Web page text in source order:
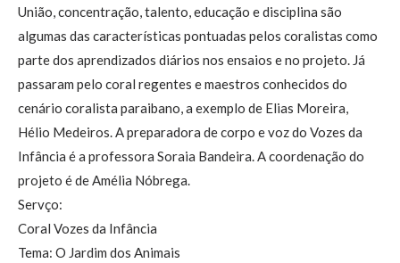
União, concentração, talento, educação e disciplina são
algumas das características pontuadas pelos coralistas como
parte dos aprendizados diários nos ensaios e no projeto. Já
passaram pelo coral regentes e maestros conhecidos do
cenário coralista paraibano, a exemplo de Elias Moreira,
Hélio Medeiros. A preparadora de corpo e voz do Vozes da
Infância é a professora Soraia Bandeira. A coordenação do
projeto é de Amélia Nóbrega.
Servço:
Coral Vozes da Infância
Tema: O Jardim dos Animais